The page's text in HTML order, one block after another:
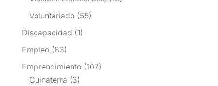
Voluntariado(55)
Discapacidad (1)
Empleo(83)
Emprendimiento(107)
Cuinaterra (3)